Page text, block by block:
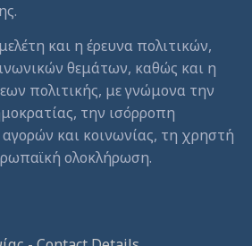
και η έρευνα πολιτικών,
θεμάτων, καθώς και η
πολιτικής, με γνώμονα την
την ισόρροπη
και κοινωνίας, τη χρηστή
ολοκλήρωση.